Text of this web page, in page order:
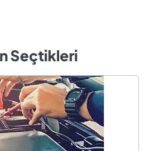
Seçtikleri